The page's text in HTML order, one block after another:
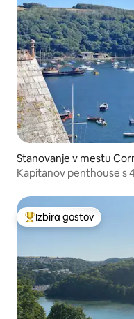
Stanovanje v mestu
Kapitanov penthouse s
Najbolj priljubljena
Izbira gostov